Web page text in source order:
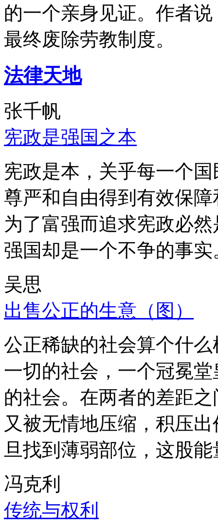
的一个亲身见证。作者
最终废除劳教制度。
法律天地
张千帆
宪政是强国之本
宪政是本，关乎每一个
尊严和自由得到有效保
为了富强而追求宪政必
强国却是一个不争的事实
吴思
出售公正的生意（图）
公正稀缺的社会算个什
一切的社会，一个冠冕
的社会。在两者的差距
又被无情地压缩，积压
旦找到薄弱部位，这股
冯克利
传统与权利